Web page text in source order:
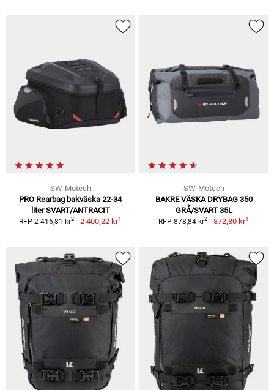
SW-Motech
PRO Rearbag bakväska 22-34
liter SVART/ANTRACIT
RFP 2 416,81 kr2 2 400,22 kr1
SW-Motech
BAKRE VÄSKA DRYBAG 350
GRÅ/SVART 35L
RFP 878,84 kr2 872,80 kr1